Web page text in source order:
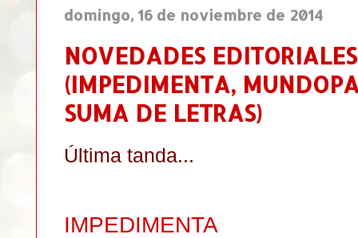
domingo, 16 de noviembre de 2014
NOVEDADES
(IMPEDIMENTA,
SUMA DE LETRAS)
Última tanda...
IMPEDIMENTA